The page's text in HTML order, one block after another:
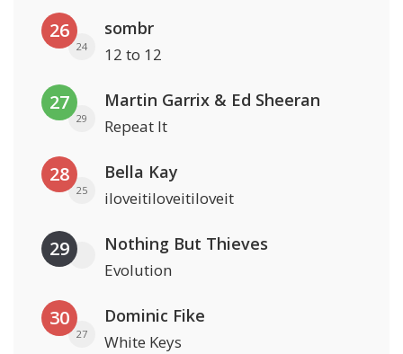
26
24
sombr
12 to 12
27
29
Martin Garrix & Ed Sheeran
Repeat It
28
25
Bella Kay
iloveitiloveitiloveit
29 Nothing But Thieves
Evolution
30
27
Dominic Fike
White Keys